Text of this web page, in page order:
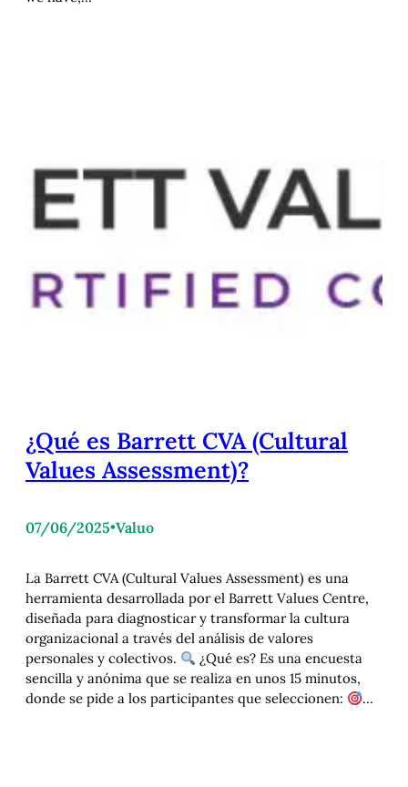
¿Qué es Barrett CVA (Cultural
Values Assessment)?
07/06/2025•Valuo
La Barrett CVA (Cultural Values Assessment) es una
herramienta desarrollada por el Barrett Values Centre,
diseñada para diagnosticar y transformar la cultura
organizacional a través del análisis de valores
personales y colectivos.
¿Qué es? Es una encuesta
sencilla y anónima que se realiza en unos 15 minutos,
donde se pide a los participantes que seleccionen:
…